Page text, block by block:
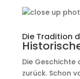
Die Tradition
Die Geschichte
zurück. Schon